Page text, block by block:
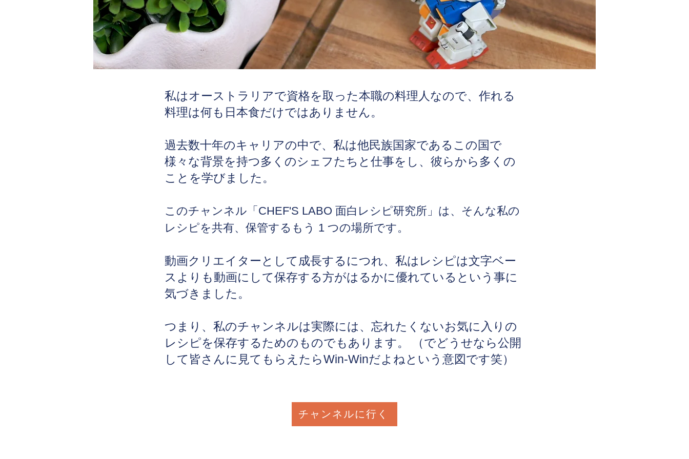
私はオーストラリアで資格を取った本職の料理人なので、作れる
料理は何も日本食だけではありません。
過去数十年のキャリアの中で、私は他民族国家であるこの国で
様々な背景を持つ多くのシェフたちと仕事をし、彼らから多くの
ことを学びました。
このチャンネル「CHEF'S LABO 面白レシピ研究所 」は、そんな私の
レシピを共有、保管するもう 1 つの場所です。
動画クリエイター として成長するにつれ、私はレシピは文字ベー
スよりも動画にして保存する方がはるかに優れているという事に
気づきました。
つまり、私のチャンネルは実際には、忘れたくないお気に入りの
レシピを保存するためのものでもあります。 （でどうせなら公開
して皆さんに見てもらえたらWin-Winだよねという意図です笑）
チャンネルに行く